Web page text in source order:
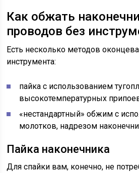
Как обжать
проводов без
Есть несколько методов
инструмента:
пайка с использованием
высокотемпературных
«нестандартный» обжим с
молотков, надрезом
Пайка наконечника
Для спайки вам, конечно, не